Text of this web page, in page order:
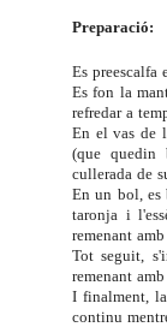
Preparació:
Es preescalfa
Es fon la
refredar a
En el vas de
(que quedin
cullerada de
En un bol, es
taronja i
remenant
Tot seguit,
remenant
I finalment,
continu